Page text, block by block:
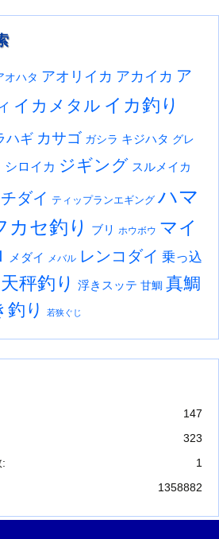
オハタ アオリイカ アカイカ ア
イカメタル イカ釣り
ハギ カサゴ ガシラ キジハタ グレ
シロイカ ジギング スルメイカ
チダイ ティップランエギング ハマ
カセ釣り ブリ ホウボウ マイ
メダイ メバル レンコダイ 乗っ込
天秤釣り 浮きスッテ 甘鯛 真鯛
釣り 若狭ぐじ
147
323
1
1358882